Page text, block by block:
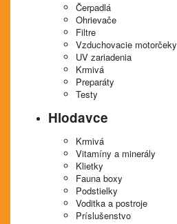
Čerpadlá
Ohrievače
Filtre
Vzduchovacie motorčeky
UV zariadenia
Krmivá
Preparáty
Testy
Hlodavce
Krmivá
Vitamíny a minerály
Klietky
Fauna boxy
Podstielky
Voditka a postroje
Príslušenstvo